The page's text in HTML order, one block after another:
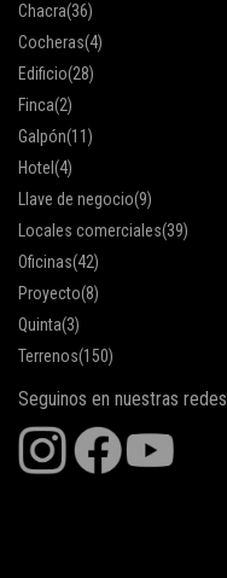
Chacra(36)
Cocheras(4)
Edificio(28)
Finca(2)
Galpón(11)
Hotel (4)
Llave de negocio(9)
Locales comerciales(39)
Oficinas(42)
Proyecto(8)
Quinta(3)
Terrenos(150)
Seguinos en nuestras redes